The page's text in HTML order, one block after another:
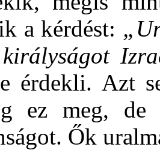
a kérdést:
érdekli. Azt
ez meg, de
Ők